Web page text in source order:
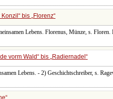
Konzil bis Florenz
Lebens. Florenus, Münze, s. Floren.
vorm Wald bis Radiernadel
Lebens. - 2) Geschichtschreiber, s.